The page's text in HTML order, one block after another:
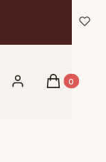
Zaloguj sięProdukty
Koszyk